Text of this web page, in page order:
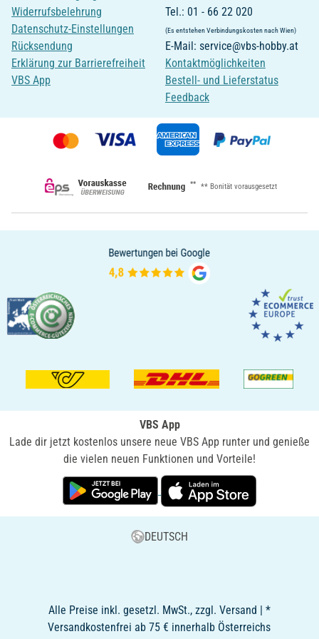
Widerrufsbelehrung
Datenschutz-Einstellungen
Rücksendung
Erklärung zur Barrierefreiheit
VBS App
Tel.: 01 - 66 22 020
(Es entstehen Verbindungskosten nach Wien)
E-Mail: service@vbs-hobby.at
Kontaktmöglichkeiten
Bestell- und Lieferstatus
Feedback
** ** Bonität vorausgesetzt
VBS App
Lade dir jetzt kostenlos unsere neue VBS App runter und genieße
die vielen neuen Funktionen und Vorteile!
DEUTSCH
Alle Preise inkl. gesetzl. MwSt., zzgl. Versand | *
Versandkostenfrei ab 75 € innerhalb Österreichs